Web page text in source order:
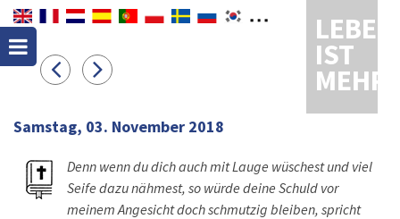
LEBEN
IST
MEHR
Samstag, 03. November 2018
Denn wenn du dich auch mit Lauge wüschest und viel
Seife dazu nähmest, so würde deine Schuld vor
meinem Angesicht doch schmutzig bleiben, spricht